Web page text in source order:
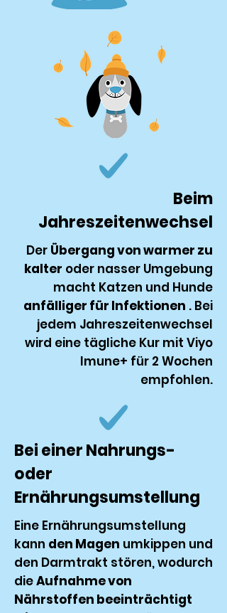
Beim
Jahreszeitenwechsel
Der Übergang von warmer zu
kalter oder nasser Umgebung
macht Katzen und Hunde
anfälliger für Infektionen . Bei
jedem Jahreszeitenwechsel
wird eine tägliche Kur mit Viyo
Imune+ für 2 Wochen
empfohlen.
Bei einer Nahrungs-
oder
Ernährungsumstellung
Eine Ernährungsumstellung
kann den Magen umkippen und
den Darmtrakt stören, wodurch
dieAufnahme von
Nährstoffen beeinträchtigt